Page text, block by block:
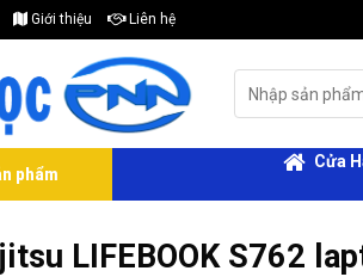
Giới thiệu Liên hệ
for:
phẩm
Cửa
LIFEBOOK S762